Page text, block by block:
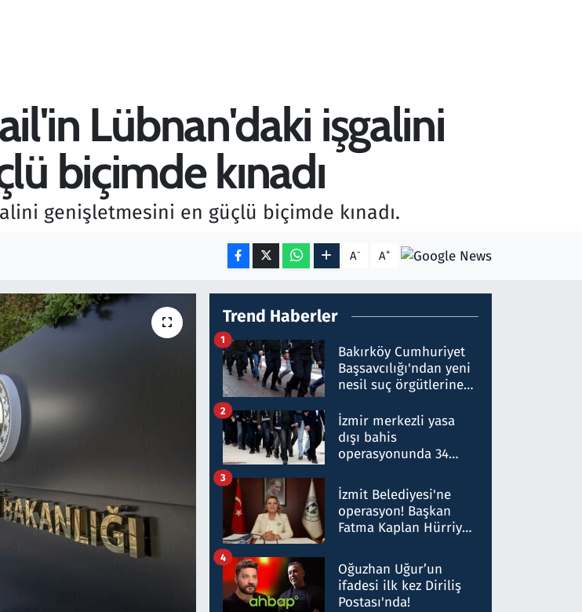
Lübnan'daki işgalini
biçimde kınadı
genişletmesini en güçlü biçimde kınadı.
A- A+
Trend Haberler
Bakırköy Cumhuriyet
Başsavcılığı'ndan yeni
nesil suç örgütlerine
hakkında gözaltı kararı
1
İzmir merkezli yasa
dışı bahis
operasyonunda 34
Milyar liralık para
trafiği tespit edildi
2
İzmit Belediyesi'ne
operasyon! Başkan
Fatma Kaplan Hürriyet
3
Oğuzhan Uğur’un
ifadesi ilk kez Diriliş
Postası'nda!
4